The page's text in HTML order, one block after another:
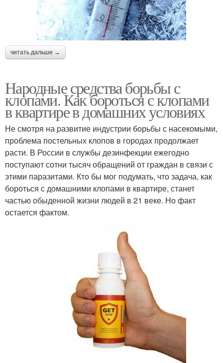
читать дальше →
Народные средства борьбы с
клопами. Как бороться с клопами
в квартире в домашних условиях
Не смотря на развитие индустрии борьбы с насекомыми,
проблема постельных клопов в городах продолжает
расти. В России в службы дезинфекции ежегодно
поступают сотни тысяч обращений от граждан в связи с
этими паразитами. Кто бы мог подумать, что задача, как
бороться с домашними клопами в квартире, станет
частью обыденной жизни людей в 21 веке. Но факт
остается фактом.